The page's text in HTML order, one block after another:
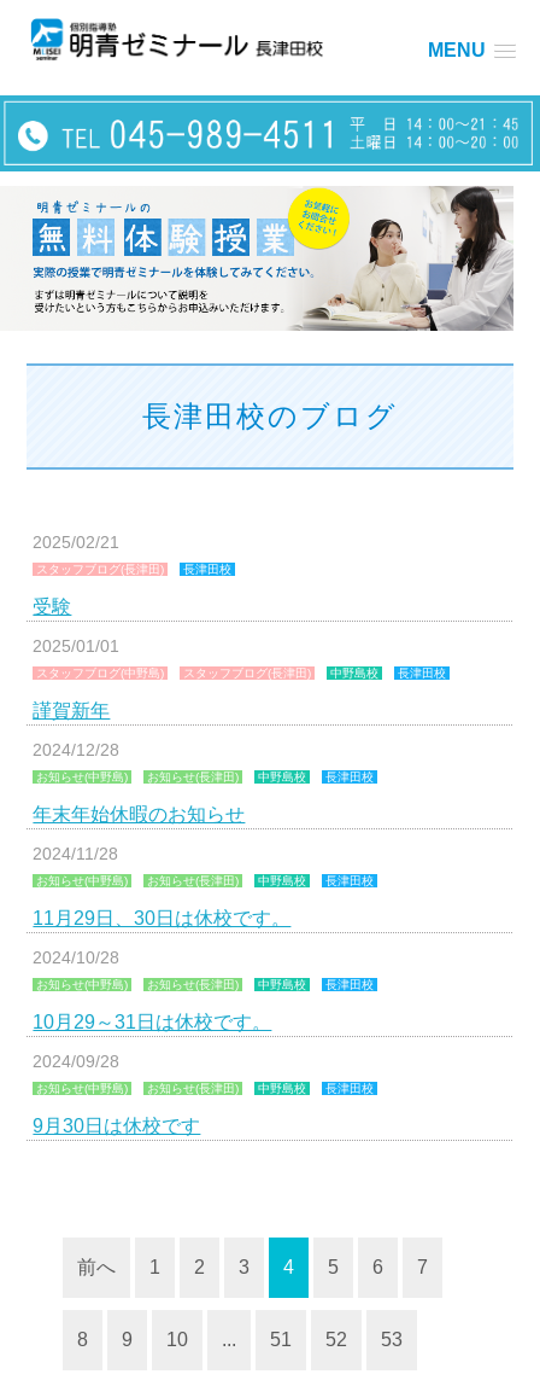
MENU
長津田校のブログ
2025/02/21
スタッフブログ(長津田) 長津田校
受験
2025/01/01
スタッフブログ(中野島) スタッフブログ(長津田) 中野島校 長津田校
謹賀新年
2024/12/28
お知らせ(中野島) お知らせ(長津田) 中野島校 長津田校
年末年始休暇のお知らせ
2024/11/28
お知らせ(中野島) お知らせ(長津田) 中野島校 長津田校
11月29日、30日は休校です。
2024/10/28
お知らせ(中野島) お知らせ(長津田) 中野島校 長津田校
10月29～31日は休校です。
2024/09/28
お知らせ(中野島) お知らせ(長津田) 中野島校 長津田校
9月30日は休校です
前へ 1 2 3 4 5 6 7
8 9 10 ... 51 52 53